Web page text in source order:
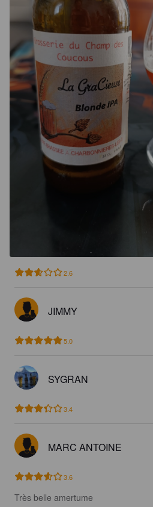
2.6
JIMMY
5.0
SYGRAN
3.4
MARC ANTOINE
3.6
Très belle amertume